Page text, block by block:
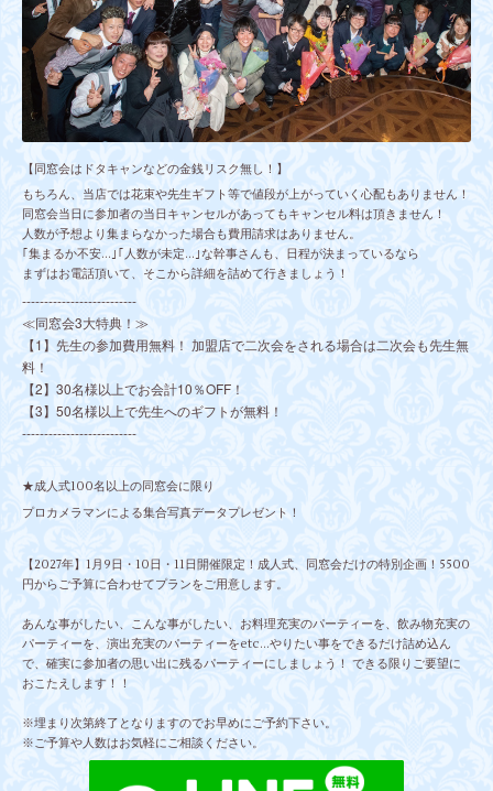
【同窓会はドタキャンなどの金銭リスク無し！】
もちろん、当店では花束や先生ギフト等で値段が上がっていく心配もありません！
同窓会当日に参加者の当日キャンセルがあってもキャンセル料は頂きません！
人数が予想より集まらなかった場合も費用請求はありません。
｢集まるか不安…｣｢人数が未定…｣な幹事さんも、日程が決まっているなら
まずはお電話頂いて、そこから詳細を詰めて行きましょう！
--------------------------
≪同窓会3大特典！≫
【1】先生の参加費用無料！ 加盟店で二次会をされる場合は二次会も先生無
料！
【2】30名様以上でお会計10％OFF！
【3】50名様以上で先生へのギフトが無料！
--------------------------
★成人式100名以上の同窓会に限り
プロカメラマンによる集合写真データプレゼント！
【2027年】1月9日・10日・11日開催限定！成人式、同窓会だけの特別企画！5500
円からご予算に合わせてプランをご用意します。
あんな事がしたい、こんな事がしたい、お料理充実のパーティーを、飲み物充実の
パーティーを、演出充実のパーティーをetc...やりたい事をできるだけ詰め込ん
で、確実に参加者の思い出に残るパーティーにしましょう！ できる限りご要望に
おこたえします！！
※埋まり次第終了となりますのでお早めにご予約下さい。
※ご予算や人数はお気軽にご相談ください。